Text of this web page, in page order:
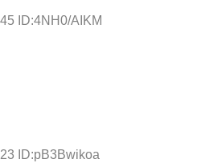
ID:4NH0/AIKM
ID:pB3Bwikoa